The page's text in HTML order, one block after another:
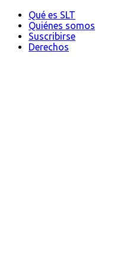
Qué es SLT
Quiénes somos
Suscribirse
Derechos